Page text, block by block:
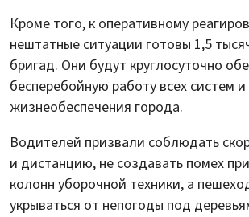
Кроме того, к оперативному
нештатные ситуации готовы 1,5
бригад. Они будут круглосуточно
бесперебойную работу всех систем
жизнеобеспечения города.
Водителей призвали соблюдать
и дистанцию, не создавать помех
колонн уборочной техники, а
укрываться от непогоды под